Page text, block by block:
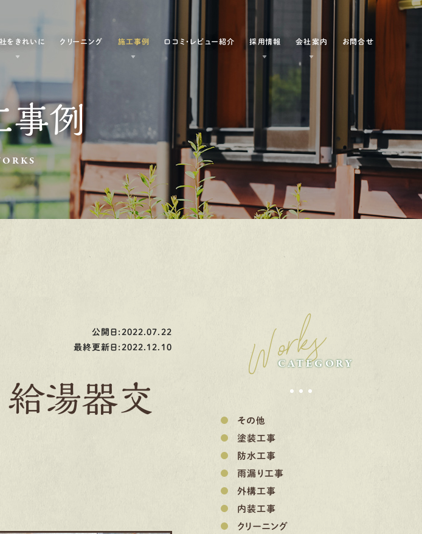
をきれいに クリーニング 施工事例 口コミ・レビュー紹介 採用情報 会社案内 お問合せ
事例
公開日:2022.07.22
最終更新日:2022.12.10
湯器交
Works
CATEGORY
その他
塗装工事
防水工事
雨漏り工事
外構工事
内装工事
クリーニング